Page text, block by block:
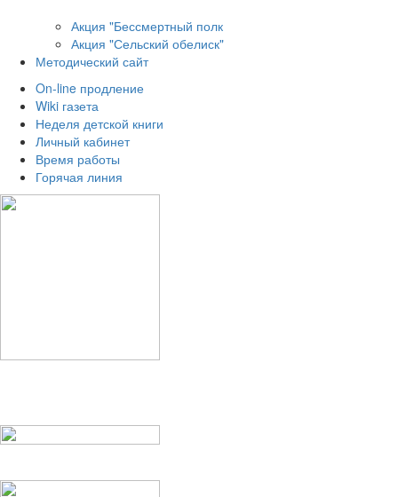
Акция "Бессмертный полк
Акция "Сельский обелиск"
Методический сайт
On-line продление
Wiki газета
Неделя детской книги
Личный кабинет
Время работы
Горячая линия